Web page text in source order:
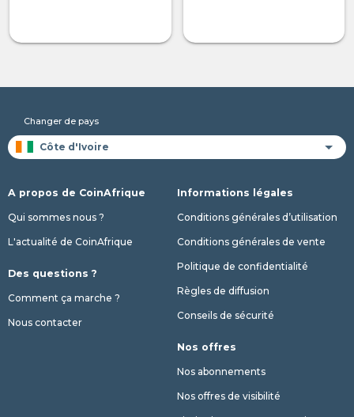
Changer de pays
A propos de CoinAfrique
Qui sommes nous ?
L'actualité de CoinAfrique
Des questions ?
Comment ça marche ?
Nous contacter
Informations légales
Conditions générales d’utilisation
Conditions générales de vente
Politique de confidentialité
Règles de diffusion
Conseils de sécurité
Nos offres
Nos abonnements
Nos offres de visibilité